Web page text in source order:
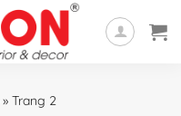
» Trang 2